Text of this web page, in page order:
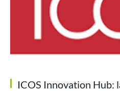
ICOS Innovation Hub: